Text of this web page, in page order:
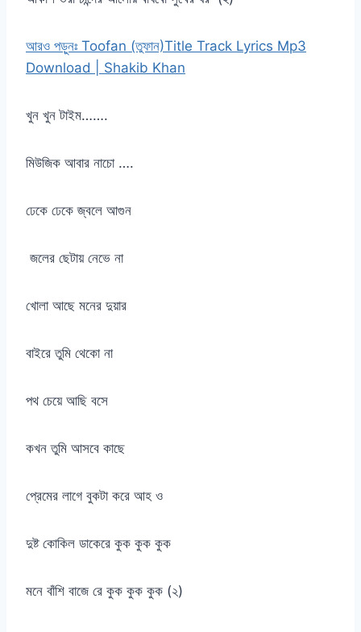
আরও পড়ুনঃ Toofan (তুফান)Title Track Lyrics Mp3
Download | Shakib Khan
খুন খুন টাইম…….
মিউজিক আবার নাচো ….
ঢেকে ঢেকে জ্বলে আগুন
জলের ছেটায় নেভে না
খোলা আছে মনের দুয়ার
বাইরে তুমি থেকো না
পথ চেয়ে আছি বসে
কখন তুমি আসবে কাছে
প্রেমের লাগে বুকটা করে আহ ও
দুষ্ট কোকিল ডাকেরে কুক কুক কুক
মনে বাঁশি বাজে রে কুক কুক কুক (২)